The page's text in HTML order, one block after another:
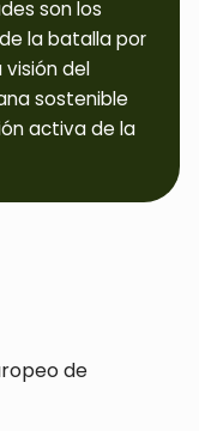
son los
la batalla por
visión del
sostenible
activa de la
de